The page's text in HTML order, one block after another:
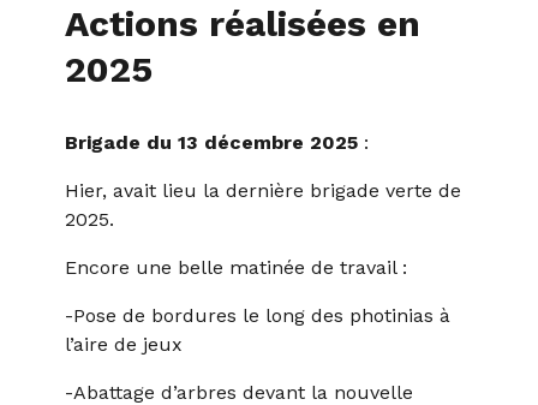
Actions réalisées en
2025
Brigade du 13 décembre 2025:
Hier, avait lieu la dernière brigade verte de
2025.
Encore une belle matinée de travail :
-Pose de bordures le long des photinias à
l’aire de jeux
-Abattage d’arbres devant la nouvelle